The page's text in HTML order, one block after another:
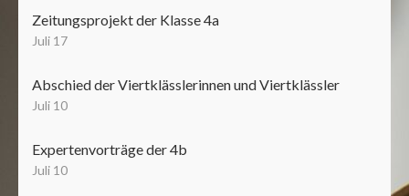
Zeitungsprojekt der Klasse 4a
Juli 17
Abschied der Viertklässlerinnen und Viertklässler
Juli 10
Expertenvorträge der 4b
Juli 10